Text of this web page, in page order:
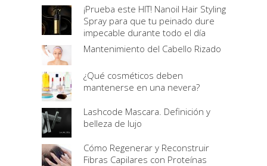
¡Prueba este HIT! Nanoil Hair Styling
Spray para que tu peinado dure
impecable durante todo el día
Mantenimiento del Cabello Rizado
¿Qué cosméticos deben
mantenerse en una nevera?
Lashcode Mascara. Definición y
belleza de lujo
Cómo Regenerar y Reconstruir
Fibras Capilares con Proteínas